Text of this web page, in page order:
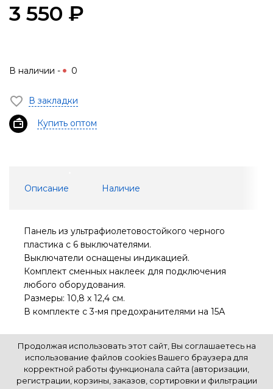
3 550 ₽
В наличии - 0
В закладки
Купить оптом
Описание Наличие
Панель из ультрафиолетовостойкого черного
пластика с 6 выключателями.
Выключатели оснащены индикацией.
Комплект сменных наклеек для подключения
любого оборудования.
Размеры: 10,8 х 12,4 см.
В комплекте с 3-мя предохранителями на 15А
Продолжая использовать этот сайт, Вы соглашаетесь на
использование файлов cookies Вашего браузера для
корректной работы функционала сайта (авторизации,
регистрации, корзины, заказов, сортировки и фильтрации